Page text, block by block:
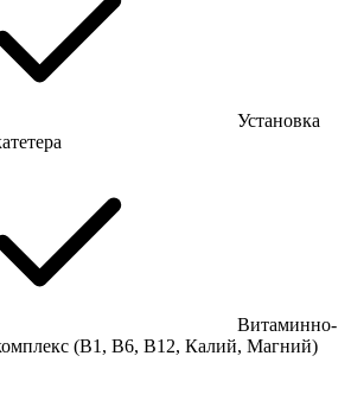
Установка
Витаминно-
(В1, В6, В12, Калий, Магний)